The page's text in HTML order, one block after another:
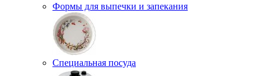
Формы для выпечки и запекания
Специальная посуда